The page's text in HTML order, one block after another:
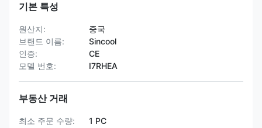
기본 특성
원산지:
중국
브랜드 이름:
Sincool
인증:
CE
모델 번호:
I7RHEA
부동산 거래
최소 주문 수량:
1 PC